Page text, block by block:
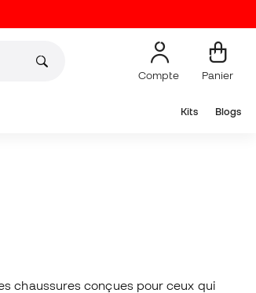
Compte Panier
Kits Blogs
chaussures conçues pour ceux qui